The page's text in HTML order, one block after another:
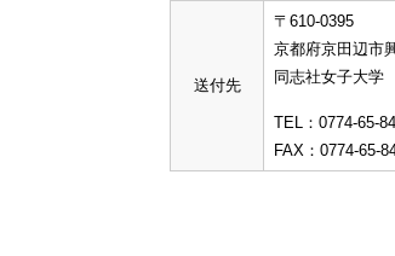
送付先
〒610-0395
京都府京田辺市
同志社女子大
TEL：0774-65-
FAX：0774-65-